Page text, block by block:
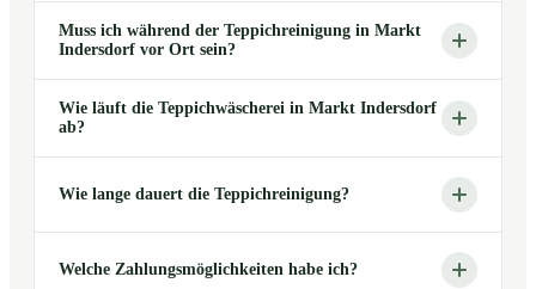
Muss ich während der Teppichreinigung in Markt
Indersdorf vor Ort sein?
Wie läuft die Teppichwäscherei in Markt Indersdorf
ab?
Wie lange dauert die Teppichreinigung?
Welche Zahlungsmöglichkeiten habe ich?